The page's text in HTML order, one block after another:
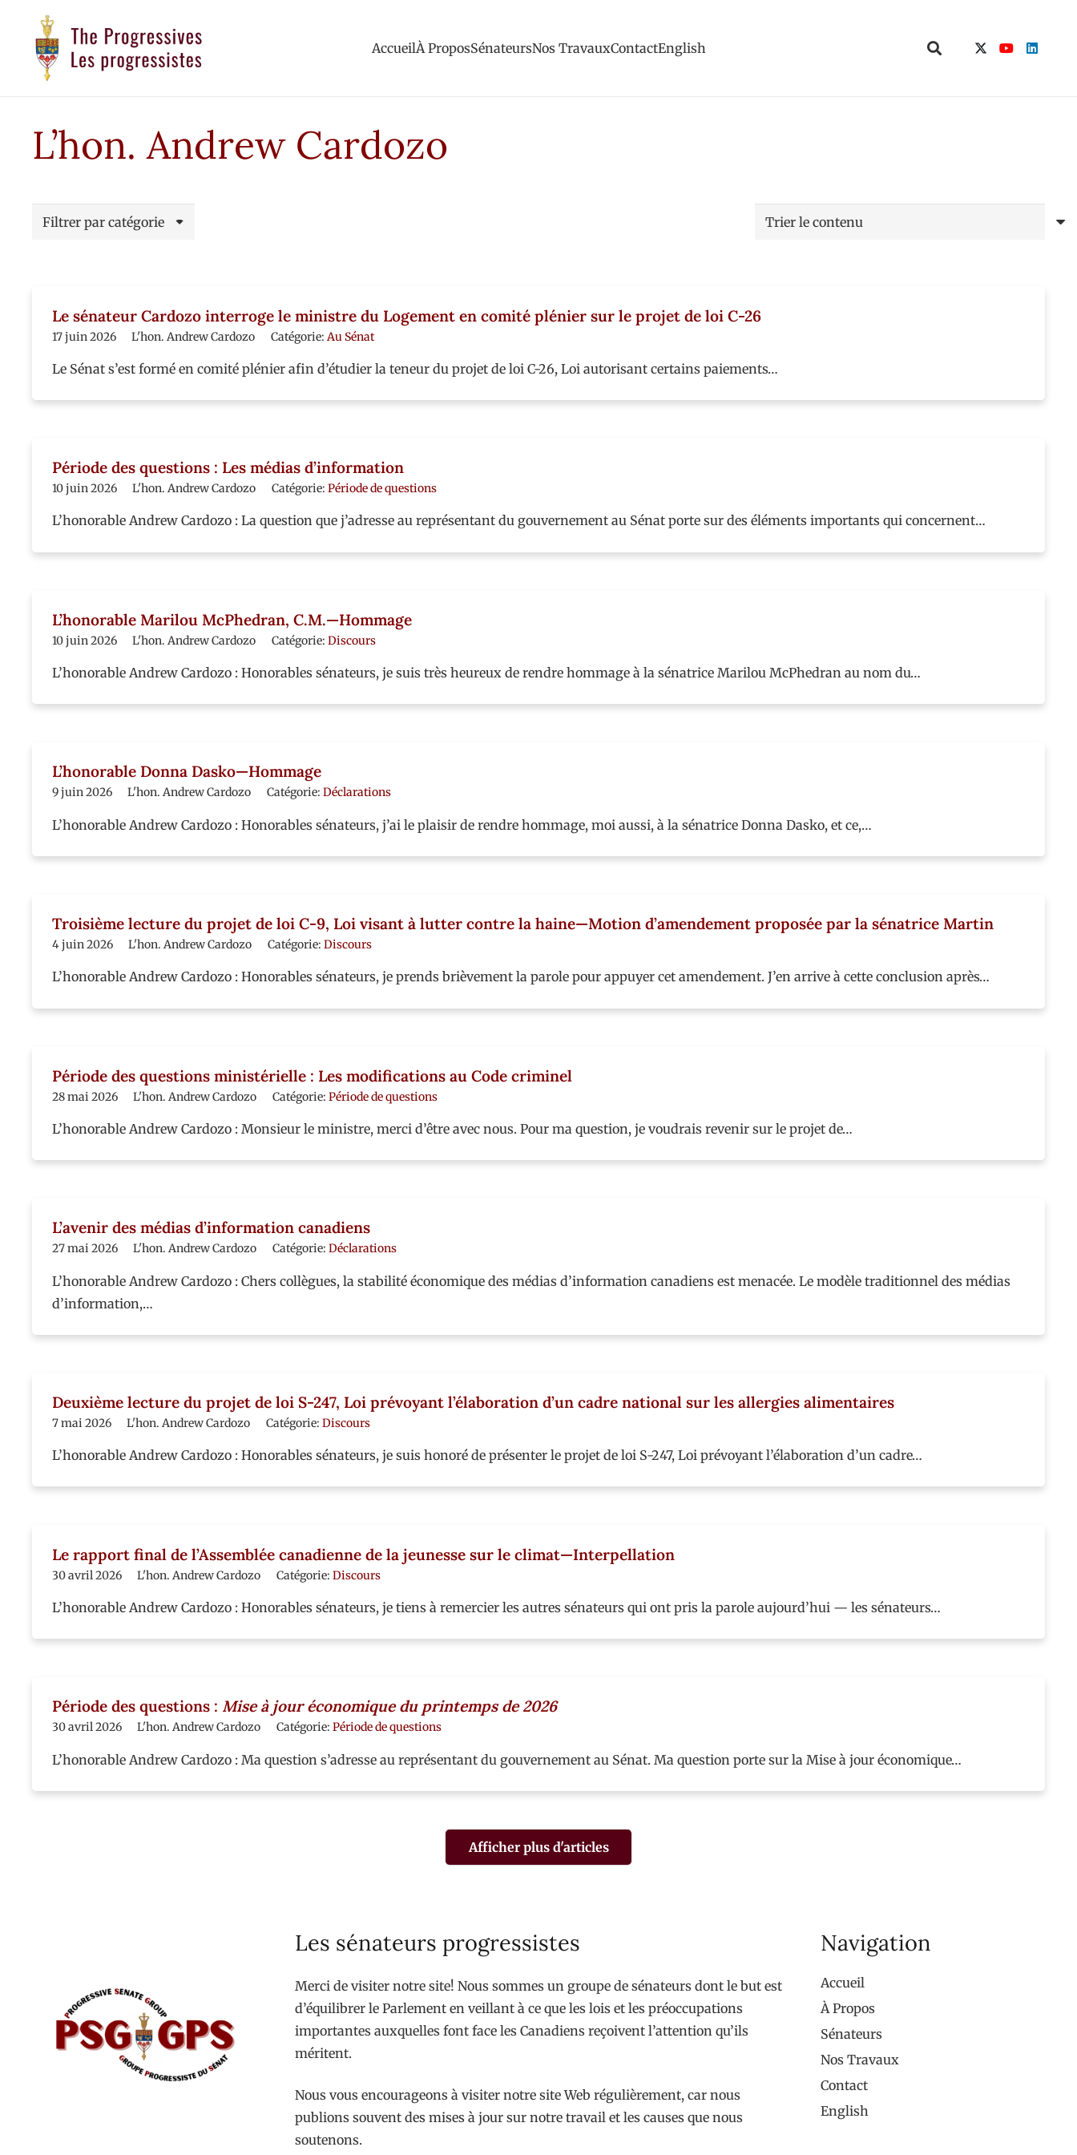
AccueilÀ ProposSénateursNos TravauxContactEnglish
L’hon. Andrew Cardozo
Filtrer par catégorie
Le sénateur Cardozo interroge le ministre du Logement en comité plénier sur le projet de loi C-26
17 juin 2026 L'hon. Andrew Cardozo Catégorie: Au Sénat
Le Sénat s’est formé en comité plénier afin d’étudier la teneur du projet de loi C-26, Loi autorisant certains paiements…
Période des questions : Les médias d’information
10 juin 2026 L'hon. Andrew Cardozo Catégorie: Période de questions
L’honorable Andrew Cardozo : La question que j’adresse au représentant du gouvernement au Sénat porte sur des éléments importants qui concernent…
L’honorable Marilou McPhedran, C.M.—Hommage
10 juin 2026 L'hon. Andrew Cardozo Catégorie: Discours
L’honorable Andrew Cardozo : Honorables sénateurs, je suis très heureux de rendre hommage à la sénatrice Marilou McPhedran au nom du…
L’honorable Donna Dasko—Hommage
9 juin 2026 L'hon. Andrew Cardozo Catégorie: Déclarations
L’honorable Andrew Cardozo : Honorables sénateurs, j’ai le plaisir de rendre hommage, moi aussi, à la sénatrice Donna Dasko, et ce,…
Troisième lecture du projet de loi C-9, Loi visant à lutter contre la haine—Motion d’amendement proposée par la sénatrice Martin
4 juin 2026 L'hon. Andrew Cardozo Catégorie: Discours
L’honorable Andrew Cardozo : Honorables sénateurs, je prends brièvement la parole pour appuyer cet amendement. J’en arrive à cette conclusion après…
Période des questions ministérielle : Les modifications au Code criminel
28 mai 2026 L'hon. Andrew Cardozo Catégorie: Période de questions
L’honorable Andrew Cardozo : Monsieur le ministre, merci d’être avec nous. Pour ma question, je voudrais revenir sur le projet de…
L’avenir des médias d’information canadiens
27 mai 2026 L'hon. Andrew Cardozo Catégorie: Déclarations
L’honorable Andrew Cardozo : Chers collègues, la stabilité économique des médias d’information canadiens est menacée. Le modèle traditionnel des médias
d’information,…
Deuxième lecture du projet de loi S-247, Loi prévoyant l’élaboration d’un cadre national sur les allergies alimentaires
7 mai 2026 L'hon. Andrew Cardozo Catégorie: Discours
L’honorable Andrew Cardozo : Honorables sénateurs, je suis honoré de présenter le projet de loi S-247, Loi prévoyant l’élaboration d’un cadre…
Le rapport final de l’Assemblée canadienne de la jeunesse sur le climat—Interpellation
30 avril 2026 L'hon. Andrew Cardozo Catégorie: Discours
L’honorable Andrew Cardozo : Honorables sénateurs, je tiens à remercier les autres sénateurs qui ont pris la parole aujourd’hui — les sénateurs…
Période des questions : Mise à jour économique du printemps de 2026
30 avril 2026 L'hon. Andrew Cardozo Catégorie: Période de questions
L’honorable Andrew Cardozo : Ma question s’adresse au représentant du gouvernement au Sénat. Ma question porte sur la Mise à jour économique…
Afficher plus d'articles
Les sénateurs progressistes
Merci de visiter notre site! Nous sommes un groupe de sénateurs dont le but est
d’équilibrer le Parlement en veillant à ce que les lois et les préoccupations
importantes auxquelles font face les Canadiens reçoivent l’attention qu’ils
méritent.
Nous vous encourageons à visiter notre site Web régulièrement, car nous
publions souvent des mises à jour sur notre travail et les causes que nous
soutenons.
Navigation
Accueil
À Propos
Sénateurs
Nos Travaux
Contact
English